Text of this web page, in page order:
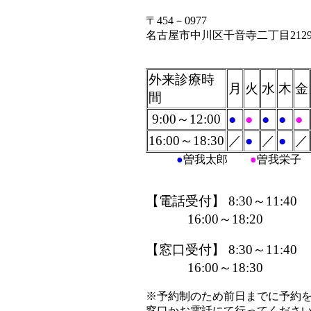
〒 454－0977
名古屋市中川区千音寺二丁目
外来診療時
間
月 火 水 木 金
9:00～1 2:00 ● ● ● ● ●
16:00～ 18:30 ／ ● ／ ● ／
●曽我太郎 ●曽我栄子
【電話受付】 8:30～11:40
16:00～18:20
【窓口受付】 8:30～11:40
16:00～18:30
※予約制のため前日までに予約を